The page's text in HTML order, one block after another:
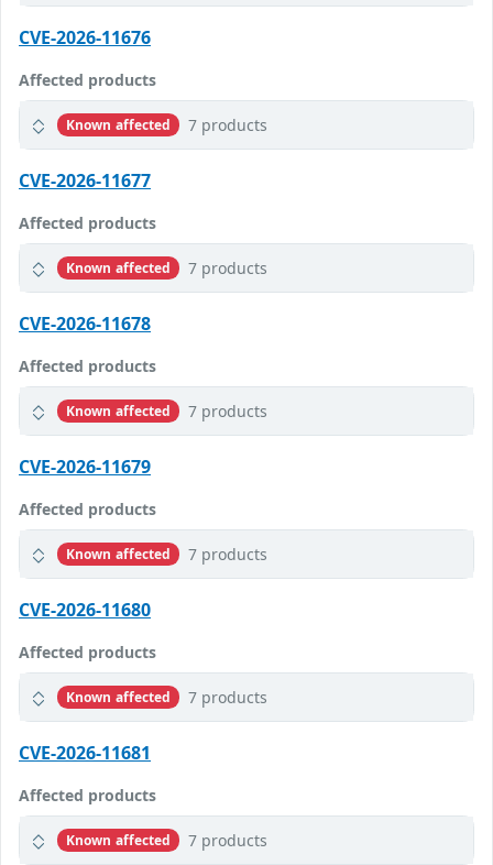
CVE-2026-11676
Affected products
Known affected 7 products
CVE-2026-11677
Affected products
Known affected 7 products
CVE-2026-11678
Affected products
Known affected 7 products
CVE-2026-11679
Affected products
Known affected 7 products
CVE-2026-11680
Affected products
Known affected 7 products
CVE-2026-11681
Affected products
Known affected 7 products